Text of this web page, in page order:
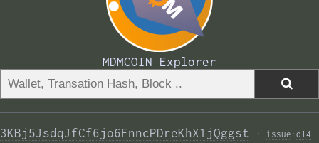
MDMCOIN Explorer
3KBj5JsdqJfCf6jo6FnncPDreKhX1jQggst · issue · o14